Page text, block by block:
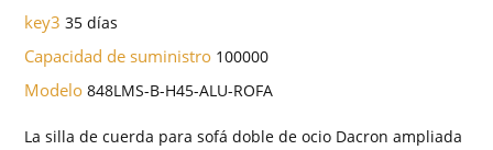
key335 días
Capacidad de suministro 100000
Modelo848LMS-B-H45-ALU-ROFA
La silla de cuerda para sofá doble de ocio Dacron ampliada